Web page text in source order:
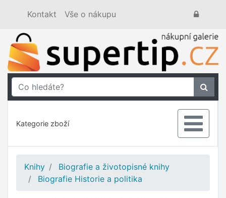
Kontakt Vše o nákupu
Kategorie zboží
Knihy
Biografie a životopisné knihy
Biografie Historie a politika